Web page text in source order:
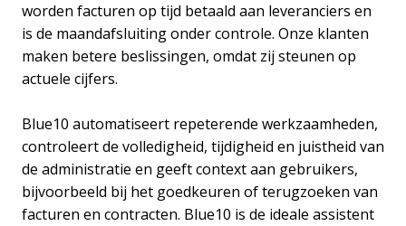
worden facturen op tijd betaald aan leveranciers en
is de maandafsluiting onder controle. Onze klanten
maken betere beslissingen, omdat zij steunen op
actuele cijfers.
Blue10 automatiseert repeterende werkzaamheden,
controleert de volledigheid, tijdigheid en juistheid van
de administratie en geeft context aan gebruikers,
bijvoorbeeld bij het goedkeuren of terugzoeken van
facturen en contracten. Blue10 is de ideale assistent